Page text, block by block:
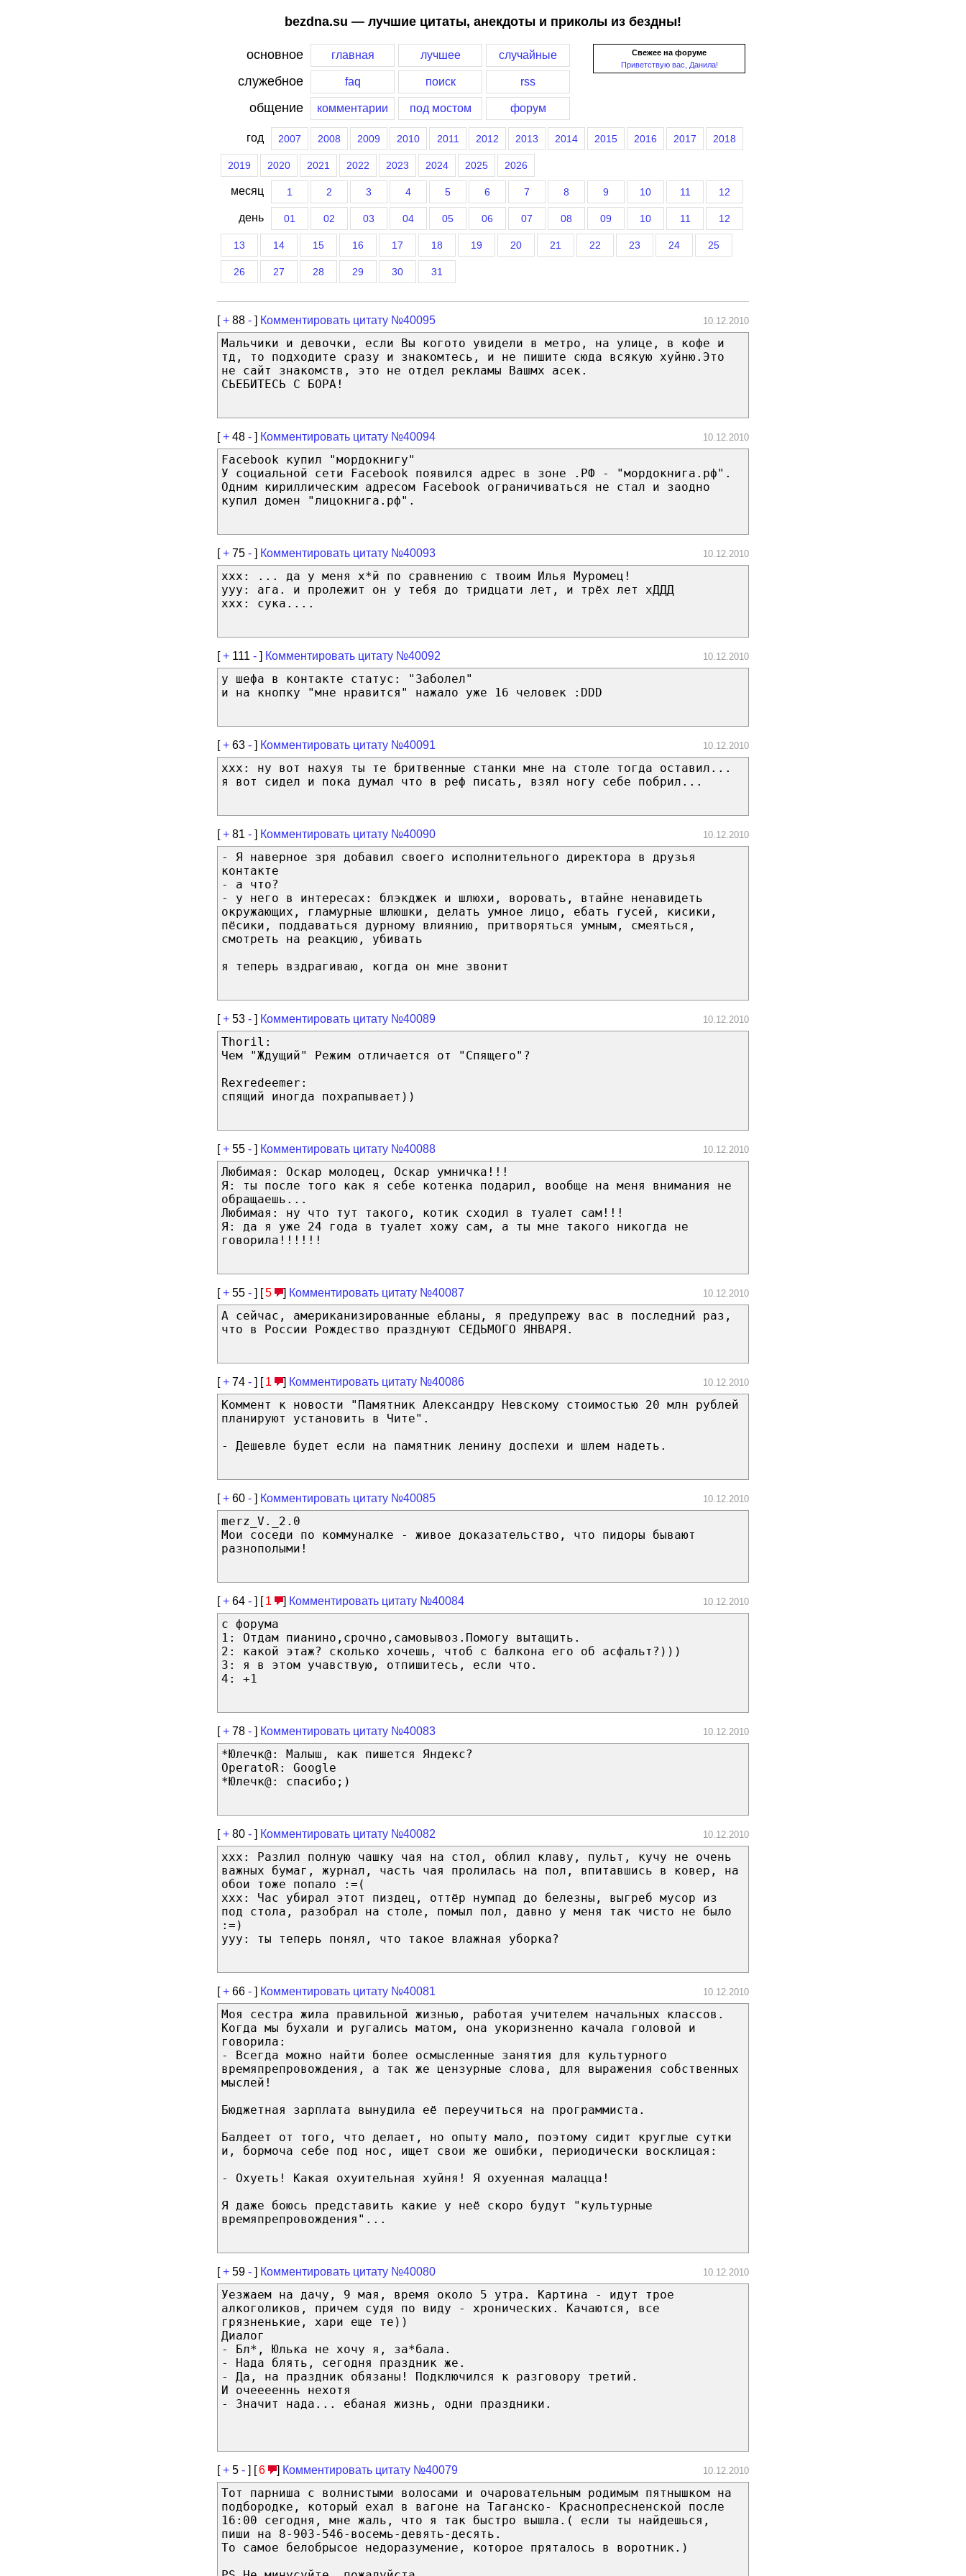
bezdna.su — лучшие цитаты, анекдоты и приколы из бездны!
Свежее на форуме
Приветствую вас, Данила!
основное главная лучшее случайные
служебное faq поиск rss
общение комментарии под мостом форум
год 2007 2008 2009 2010 2011 2012 2013 2014 2015 2016 2017 2018
2019 2020 2021 2022 2023 2024 2025 2026
месяц 1 2 3 4 5 6 7 8 9 10 11 12
день 01 02 03 04 05 06 07 08 09 10 11 12
13 14 15 16 17 18 19 20 21 22 23 24 25
26 27 28 29 30 31
[+ 88 - ] Комментировать цитату №40095 10.12.2010
Мальчики и девочки, если Вы когото увидели в метро, на улице, в кофе и
тд, то подходите сразу и знакомтесь, и не пишите сюда всякую хуйню.Это
не сайт знакомств, это не отдел рекламы Вашмх асек.
СЬЕБИТЕСЬ С БОРА!
[+ 48 - ] Комментировать цитату №40094 10.12.2010
Facebook купил "мордокнигу"
У социальной сети Facebook появился адрес в зоне .РФ - "мордокнига.рф".
Одним кириллическим адресом Facebook ограничиваться не стал и заодно
купил домен "лицокнига.рф".
[+ 75 - ] Комментировать цитату №40093 10.12.2010
xxx: ... да у меня х*й по сравнению с твоим Илья Муромец!
yyy: ага. и пролежит он у тебя до тридцати лет, и трёх лет хДДД
xxx: сука....
[+ 111 - ] Комментировать цитату №40092 10.12.2010
у шефа в контакте статус: "Заболел"
и на кнопку "мне нравится" нажало уже 16 человек :DDD
[+ 63 - ] Комментировать цитату №40091 10.12.2010
ххх: ну вот нахуя ты те бритвенные станки мне на столе тогда оставил...
я вот сидел и пока думал что в реф писать, взял ногу себе побрил...
[+ 81 - ] Комментировать цитату №40090 10.12.2010
- Я наверное зря добавил своего исполнительного директора в друзья
контакте
- а что?
- у него в интересах: блэкджек и шлюхи, воровать, втайне ненавидеть
окружающих, гламурные шлюшки, делать умное лицо, ебать гусей, кисики,
пёсики, поддаваться дурному влиянию, притворяться умным, смеяться,
смотреть на реакцию, убивать
я теперь вздрагиваю, когда он мне звонит
[+ 53 - ] Комментировать цитату №40089 10.12.2010
Thoril:
Чем "Ждущий" Режим отличается от "Спящего"?
Rexredeemer:
спящий иногда похрапывает))
[+ 55 - ] Комментировать цитату №40088 10.12.2010
Любимая: Оскар молодец, Оскар умничка!!!
Я: ты после того как я себе котенка подарил, вообще на меня внимания не
обращаешь...
Любимая: ну что тут такого, котик сходил в туалет сам!!!
Я: да я уже 24 года в туалет хожу сам, а ты мне такого никогда не
говорила!!!!!!
[+ 55 - ] [5 ] Комментировать цитату №40087 10.12.2010
А сейчас, американизированные ебланы, я предупрежу вас в последний раз,
что в России Рождество празднуют СЕДЬМОГО ЯНВАРЯ.
[+ 74 - ] [ 1 ] Комментировать цитату №40086 10.12.2010
Коммент к новости "Памятник Александру Невскому стоимостью 20 млн рублей
планируют установить в Чите".
- Дешевле будет если на памятник ленину доспехи и шлем надеть.
[+ 60 - ] Комментировать цитату №40085 10.12.2010
merz_V._2.0
Мои соседи по коммуналке - живое доказательство, что пидоры бывают
разнополыми!
[+ 64 - ] [ 1 ] Комментировать цитату №40084 10.12.2010
с форума
1: Отдам пианино,срочно,самовывоз.Помогу вытащить.
2: какой этаж? сколько хочешь, чтоб с балкона его об асфальт?)))
3: я в этом учавствую, отпишитесь, если что.
4: +1
[+ 78 - ] Комментировать цитату №40083 10.12.2010
*Юлечк@: Малыш, как пишется Яндекс?
OperatoR: Google
*Юлечк@: спасибо;)
[+ 80 - ] Комментировать цитату №40082 10.12.2010
xxx: Разлил полную чашку чая на стол, облил клаву, пульт, кучу не очень
важных бумаг, журнал, часть чая пролилась на пол, впитавшись в ковер, на
обои тоже попало :=(
xxx: Час убирал этот пиздец, оттёр нумпад до белезны, выгреб мусор из
под стола, разобрал на столе, помыл пол, давно у меня так чисто не было
:=)
yyy: ты теперь понял, что такое влажная уборка?
[+ 66 - ] Комментировать цитату №40081 10.12.2010
Моя сестра жила правильной жизнью, работая учителем начальных классов.
Когда мы бухали и ругались матом, она укоризненно качала головой и
говорила:
- Всегда можно найти более осмысленные занятия для культурного
времяпрепровождения, а так же цензурные слова, для выражения собственных
мыслей!
Бюджетная зарплата вынудила её переучиться на программиста.
Балдеет от того, что делает, но опыту мало, поэтому сидит круглые сутки
и, бормоча себе под нос, ищет свои же ошибки, периодически восклицая:
- Охуеть! Какая охуительная хуйня! Я охуенная малацца!
Я даже боюсь представить какие у неё скоро будут "культурные
времяпрепровождения"...
[+ 59 - ] Комментировать цитату №40080 10.12.2010
Уезжаем на дачу, 9 мая, время около 5 утра. Картина - идут трое
алкоголиков, причем судя по виду - хронических. Качаются, все
грязненькие, хари еще те))
Диалог
- Бл*, Юлька не хочу я, за*бала.
- Нада блять, сегодня праздник же.
- Да, на праздник обязаны! Подключился к разговору третий.
И очееееннь нехотя
- Значит нада... ебаная жизнь, одни праздники.
[+ 5 - ] [6 ] Комментировать цитату №40079 10.12.2010
Тот парниша с волнистыми волосами и очаровательным родимым пятнышком на
подбородке, который ехал в вагоне на Таганско- Краснопресненской после
16:00 сегодня, мне жаль, что я так быстро вышла.( если ты найдешься,
пиши на 8-903-546-восемь-девять-десять.
То самое белобрысое недоразумение, которое пряталось в воротник.)